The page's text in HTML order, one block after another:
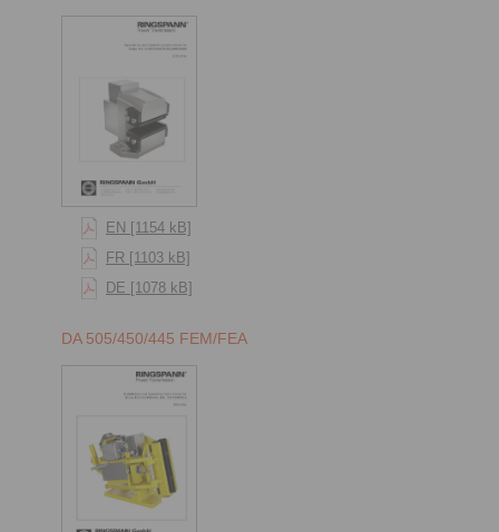
EN [1154 kB]
FR [1103 kB]
DE [1078 kB]
DA 505/450/445 FEM/FEA